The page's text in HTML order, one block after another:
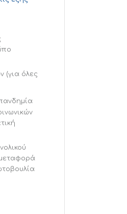
(για όλες
μεταφορά